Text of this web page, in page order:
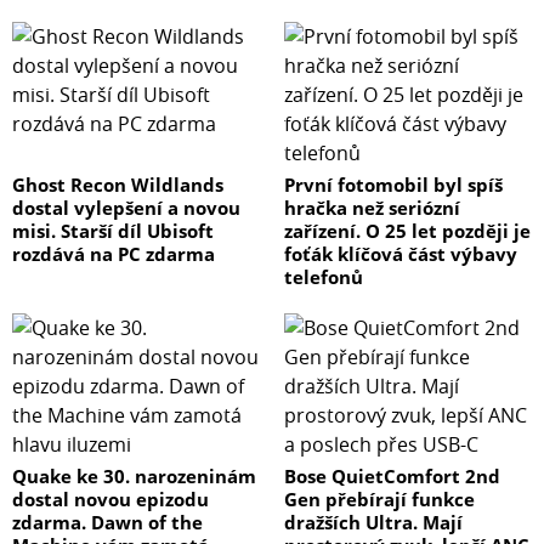
Ghost Recon Wildlands
dostal vylepšení a novou
misi. Starší díl Ubisoft
rozdává na PC zdarma
První fotomobil byl spíš
hračka než seriózní
zařízení. O 25 let později je
foťák klíčová část výbavy
telefonů
Quake ke 30. narozeninám
dostal novou epizodu
zdarma. Dawn of the
Bose QuietComfort 2nd
Gen přebírají funkce
dražších Ultra. Mají